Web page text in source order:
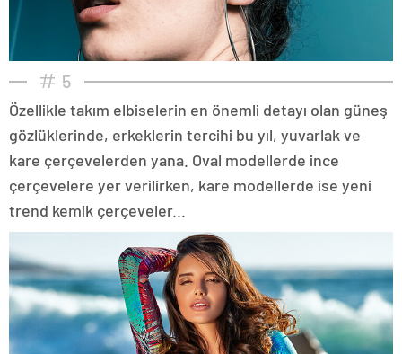
5
Özellikle takım elbiselerin en önemli detayı olan güneş
gözlüklerinde, erkeklerin tercihi bu yıl, yuvarlak ve
kare çerçevelerden yana. Oval modellerde ince
çerçevelere yer verilirken, kare modellerde ise yeni
trend kemik çerçeveler...